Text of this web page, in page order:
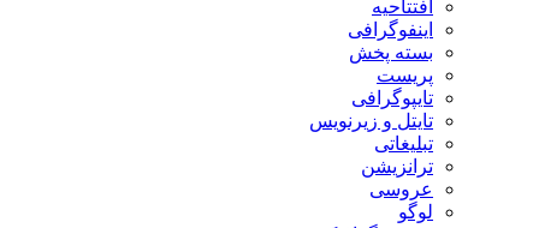
افتتاحیه
اینفوگرافی
بسته پخش
پریست
تایپوگرافی
تایتل و زیرنویس
تبلیغاتی
ترانزیشن
عروسی
لوگو